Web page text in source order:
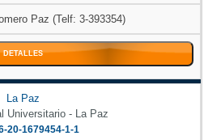
Paz (Telf: 3-393354)
DETALLES
La Paz
Universitario - La Paz
20-1679454-1-1